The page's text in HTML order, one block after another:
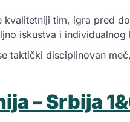
kvalitetniji tim, igra pred
iskustva i
taktički disciplinovan
– Srbija